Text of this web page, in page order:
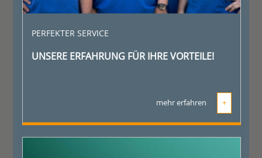
PERFEKTER SERVICE
UNSERE ERFAHRUNG FÜR IHRE VORTEILE!
mehr erfahren +